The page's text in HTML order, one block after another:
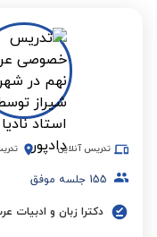
تدریس آنلاین
155 جلسه موفق
دکترا زبان و ادبیات